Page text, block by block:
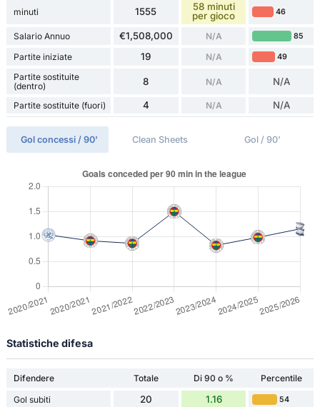
minuti 1555
58 minuti
per gioco
46
Salario Annuo €1,508,000 N/A 85
Partite iniziate 19 N/A 49
Partite sostituite
(dentro)
8 N/A N/A
Partite sostituite (fuori) 4 N/A N/A
Gol concessi / 90' Clean Sheets Gol / 90'
Statistiche difesa
Difendere Totale Di 90 o %
Percentile
Gol subiti
20 1.16 54